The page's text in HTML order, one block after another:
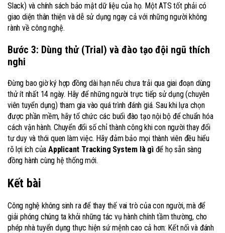
Slack) và chính sách bảo mật dữ liệu của họ. Một ATS tốt phải có
giao diện thân thiện và dễ sử dụng ngay cả với những người không
rành về công nghệ.
Bước 3: Dùng thử (Trial) và đào tạo đội ngũ thích
nghi
Đừng bao giờ ký hợp đồng dài hạn nếu chưa trải qua giai đoạn dùng
thử ít nhất 14 ngày. Hãy để những người trực tiếp sử dụng (chuyên
viên tuyển dụng) tham gia vào quá trình đánh giá. Sau khi lựa chọn
được phần mềm, hãy tổ chức các buổi đào tạo nội bộ để chuẩn hóa
cách vận hành. Chuyển đổi số chỉ thành công khi con người thay đổi
tư duy và thói quen làm việc. Hãy đảm bảo mọi thành viên đều hiểu
rõ lợi ích của Applicant Tracking System là gìđể họ sẵn sàng
đồng hành cùng hệ thống mới.
Kết bài
Công nghệ không sinh ra để thay thế vai trò của con người, mà để
giải phóng chúng ta khỏi những tác vụ hành chính tầm thường, cho
phép nhà tuyển dụng thực hiện sứ mệnh cao cả hơn: Kết nối và đánh